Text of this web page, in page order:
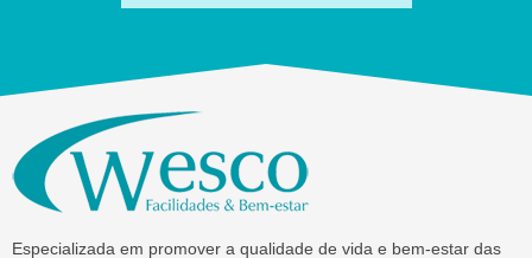
Especializada em promover a qualidade de vida e bem-estar das